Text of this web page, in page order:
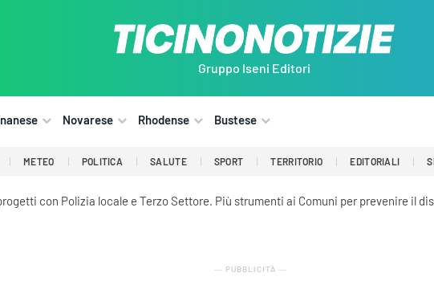
Gruppo Iseni Editori
Novarese Rhodense Bustese
METEO POLITICA SALUTE SPORT TERRITORIO EDITORIALI
con Polizia locale e Terzo Settore. Più strumenti ai Comuni per prevenire il
― PUBBLICITÀ ―